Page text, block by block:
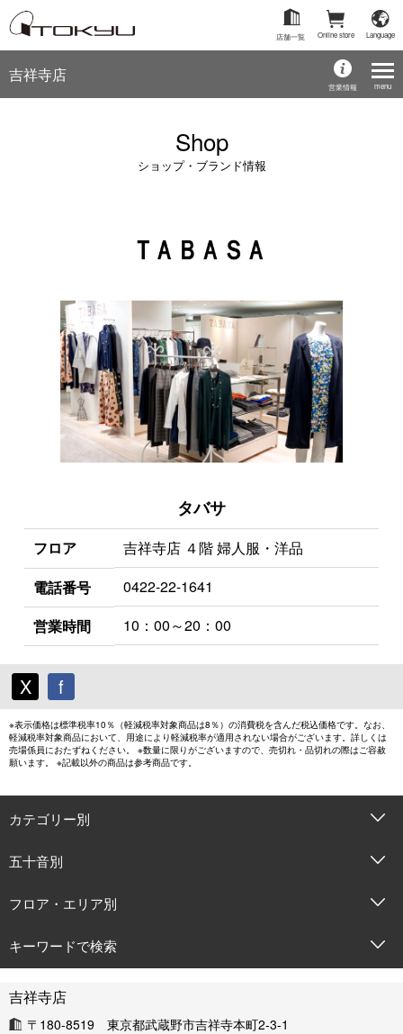
Language
Online store
店舗一覧
吉祥寺店
営業情報
Shop
ショップ・ブランド情報
タバサ
フロア
吉祥寺店 ４階 婦人服・洋品
電話番号
0422-22-1641
営業時間
10：00～20：00
X f
※表示価格は標準税率10％（軽減税率対象商品は8％）の消費税を含んだ税込価格です。なお、
軽減税率対象商品において、用途により軽減税率が適用されない場合がございます。詳しくは
売場係員におたずねください。 ※数量に限りがございますので、売切れ・品切れの際はご容赦
願います。 ※記載以外の商品は参考商品です。
カテゴリー別
五十音別
フロア・エリア別
キーワードで検索
menu
吉祥寺店
〒180-8519 東京都武蔵野市吉祥寺本町2-3-1